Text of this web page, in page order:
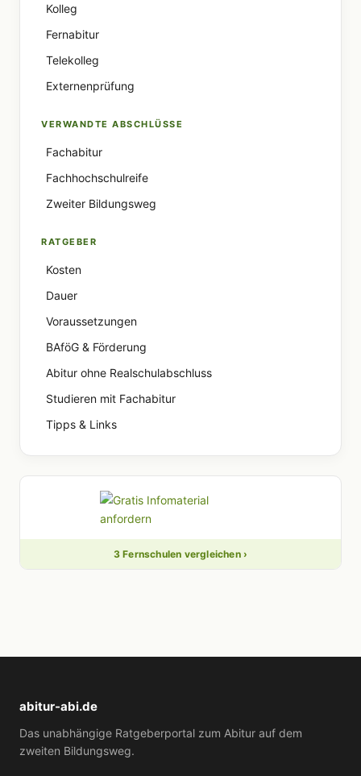
Kolleg
Fernabitur
Telekolleg
Externenprüfung
VERWANDTE ABSCHLÜSSE
Fachabitur
Fachhochschulreife
Zweiter Bildungsweg
RATGEBER
Kosten
Dauer
Voraussetzungen
BAföG & Förderung
Abitur ohne Realschulabschluss
Studieren mit Fachabitur
Tipps & Links
3 Fernschulen vergleichen ›
abitur-abi.de
Das unabhängige Ratgeberportal zum Abitur auf dem
zweiten Bildungsweg.